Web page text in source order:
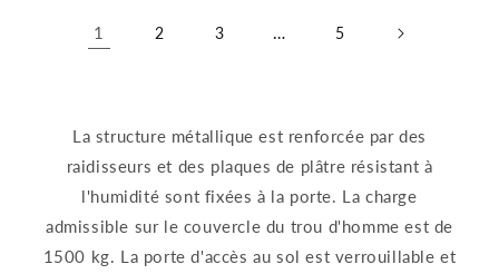
1 2 3 … 5
La structure métallique est renforcée par des
raidisseurs et des plaques de plâtre résistant à
l'humidité sont fixées à la porte. La charge
admissible sur le couvercle du trou d'homme est de
1500 kg. La porte d'accès au sol est verrouillable et